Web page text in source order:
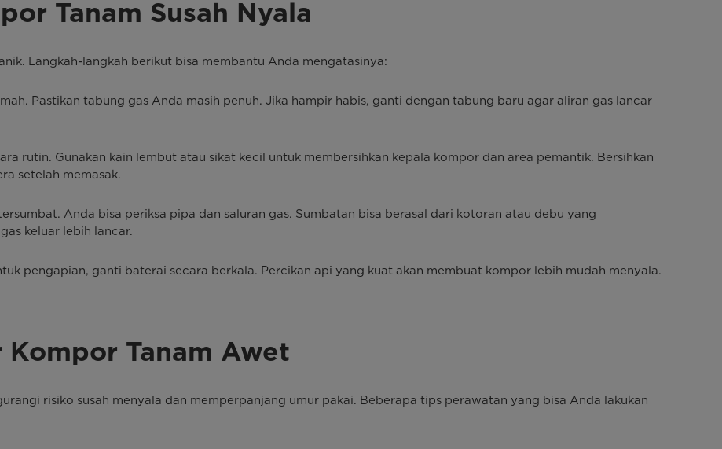
Tanam Susah Nyala
Langkah-langkah berikut bisa membantu Anda mengatasinya:
Pastikan tabung gas Anda masih penuh. Jika hampir habis, ganti dengan tabung baru agar aliran gas lancar
rutin. Gunakan kain lembut atau sikat kecil untuk membersihkan kepala kompor dan area pemantik. Bersihkan
setelah memasak.
Anda bisa periksa pipa dan saluran gas. Sumbatan bisa berasal dari kotoran atau debu yang
keluar lebih lancar.
pengapian, ganti baterai secara berkala. Percikan api yang kuat akan membuat kompor lebih mudah menyala.
Tanam Awet
risiko susah menyala dan memperpanjang umur pakai. Beberapa tips perawatan yang bisa Anda lakukan